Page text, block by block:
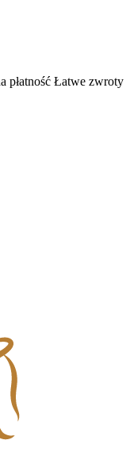
płatność Łatwe zwroty